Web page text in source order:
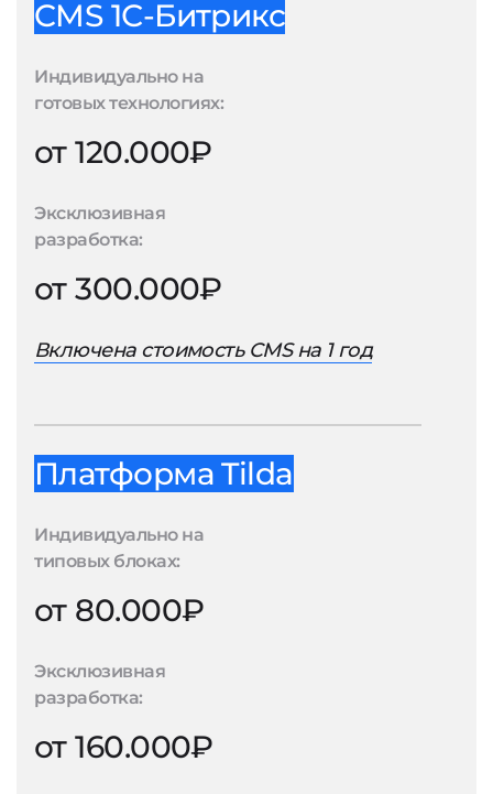
CMS 1С-Битрикс
Индивидуально на
готовых технологиях:
от 120.000₽
Эксклюзивная
разработка:
от 300.000₽
Включена стоимость CMS на 1 год
Платформа Tilda
Индивидуально на
типовых блоках:
от 80.000₽
Эксклюзивная
разработка:
от 160.000₽